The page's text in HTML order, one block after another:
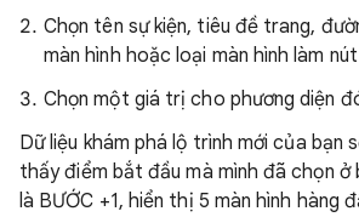
Chọn tên sự kiện, tiêu đề trang,
màn hình hoặc loại màn hình làm
Chọn một giá trị cho phương diện
Dữ liệu khám phá lộ trình mới của bạn
thấy điểm bắt đầu mà mình đã chọn ở
là BƯỚC +1, hiển thị 5 màn hình hàng